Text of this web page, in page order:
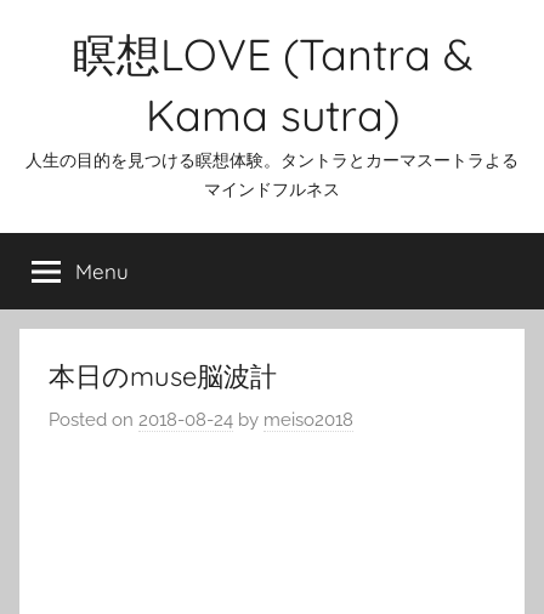
瞑想LOVE (Tantra &
Kama sutra)
人生の目的を見つける瞑想体験。タントラとカーマスートラよる
マインドフルネス
Menu
本日のmuse脳波計
Posted on 2018-08-24 by meiso2018